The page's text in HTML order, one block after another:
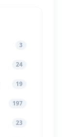
3
24
19
197
23